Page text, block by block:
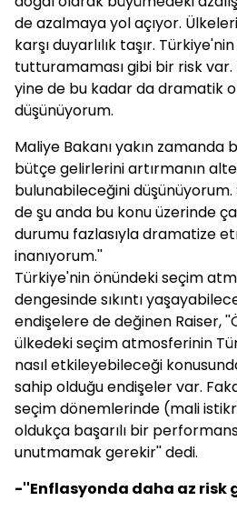
de azalmaya yol açıyor.
karşı duyarlılık taşır.
tutturamaması gibi bir risk
yine de bu kadar da dramatik
düşünüyorum.
Maliye Bakanı yakın zamanda
bütçe gelirlerini artırmanın
bulunabileceğini
de şu anda bu konu üzerinde
durumu fazlasıyla dramatize
inanıyorum.''
Türkiye'nin önündeki seçim
dengesinde sıkıntı
endişelere de değinen Raiser,
ülkedeki seçim atmosferinin
nasıl etkileyebileceği
sahip olduğu endişeler var.
seçim dönemlerinde (mali
oldukça başarılı bir
unutmamak gerekir'' dedi.
-''Enflasyonda daha az risk